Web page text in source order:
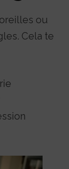
ou
Cela te